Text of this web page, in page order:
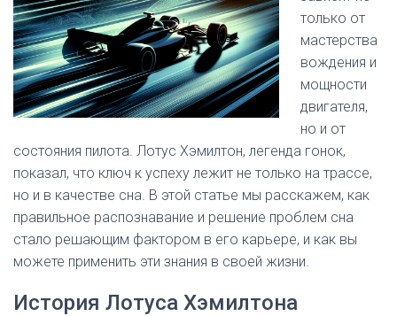
только от
мастерства
вождения и
мощности
двигателя,
но и от
состояния пилота. Лотус Хэмилтон, легенда гонок,
показал, что ключ к успеху лежит не только на трассе,
но и в качестве сна. В этой статье мы расскажем, как
правильное распознавание и решение проблем сна
стало решающим фактором в его карьере, и как вы
можете применить эти знания в своей жизни.
История Лотуса Хэмилтона